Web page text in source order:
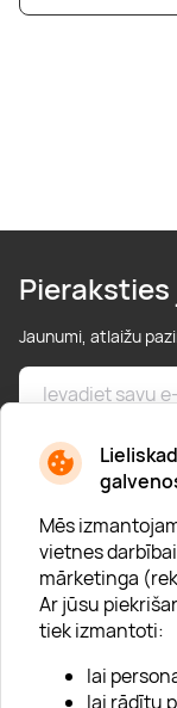
Mēs
vietnes
mārketinga
Ar jūsu
tiek izmantoti:
lai
lai rādītu
Jaunumi, atlaižu
* Esmu iepazinies/
Par "Lieliska